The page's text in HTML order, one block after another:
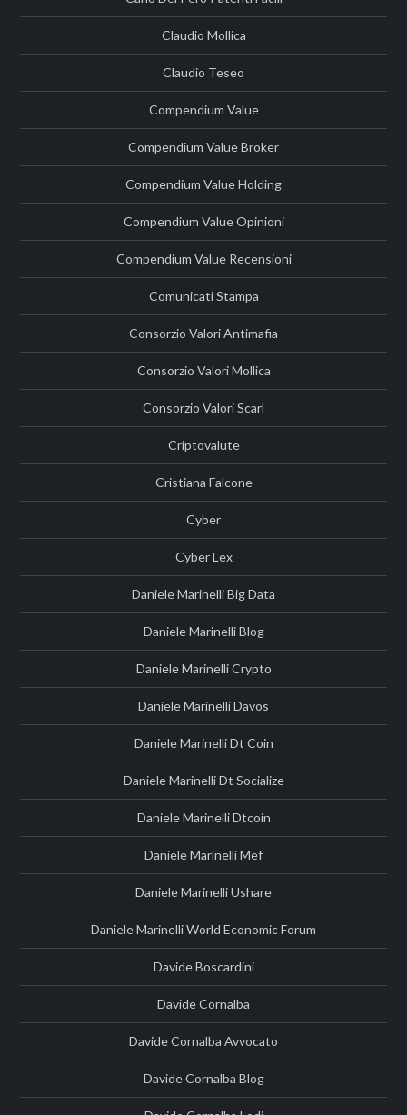
Claudio Mollica
Claudio Teseo
Compendium Value
Compendium Value Broker
Compendium Value Holding
Compendium Value Opinioni
Compendium Value Recensioni
Comunicati Stampa
Consorzio Valori Antimafia
Consorzio Valori Mollica
Consorzio Valori Scarl
Criptovalute
Cristiana Falcone
Cyber
Cyber Lex
Daniele Marinelli Big Data
Daniele Marinelli Blog
Daniele Marinelli Crypto
Daniele Marinelli Davos
Daniele Marinelli Dt Coin
Daniele Marinelli Dt Socialize
Daniele Marinelli Dtcoin
Daniele Marinelli Mef
Daniele Marinelli Ushare
Daniele Marinelli World Economic Forum
Davide Boscardini
Davide Cornalba
Davide Cornalba Avvocato
Davide Cornalba Blog